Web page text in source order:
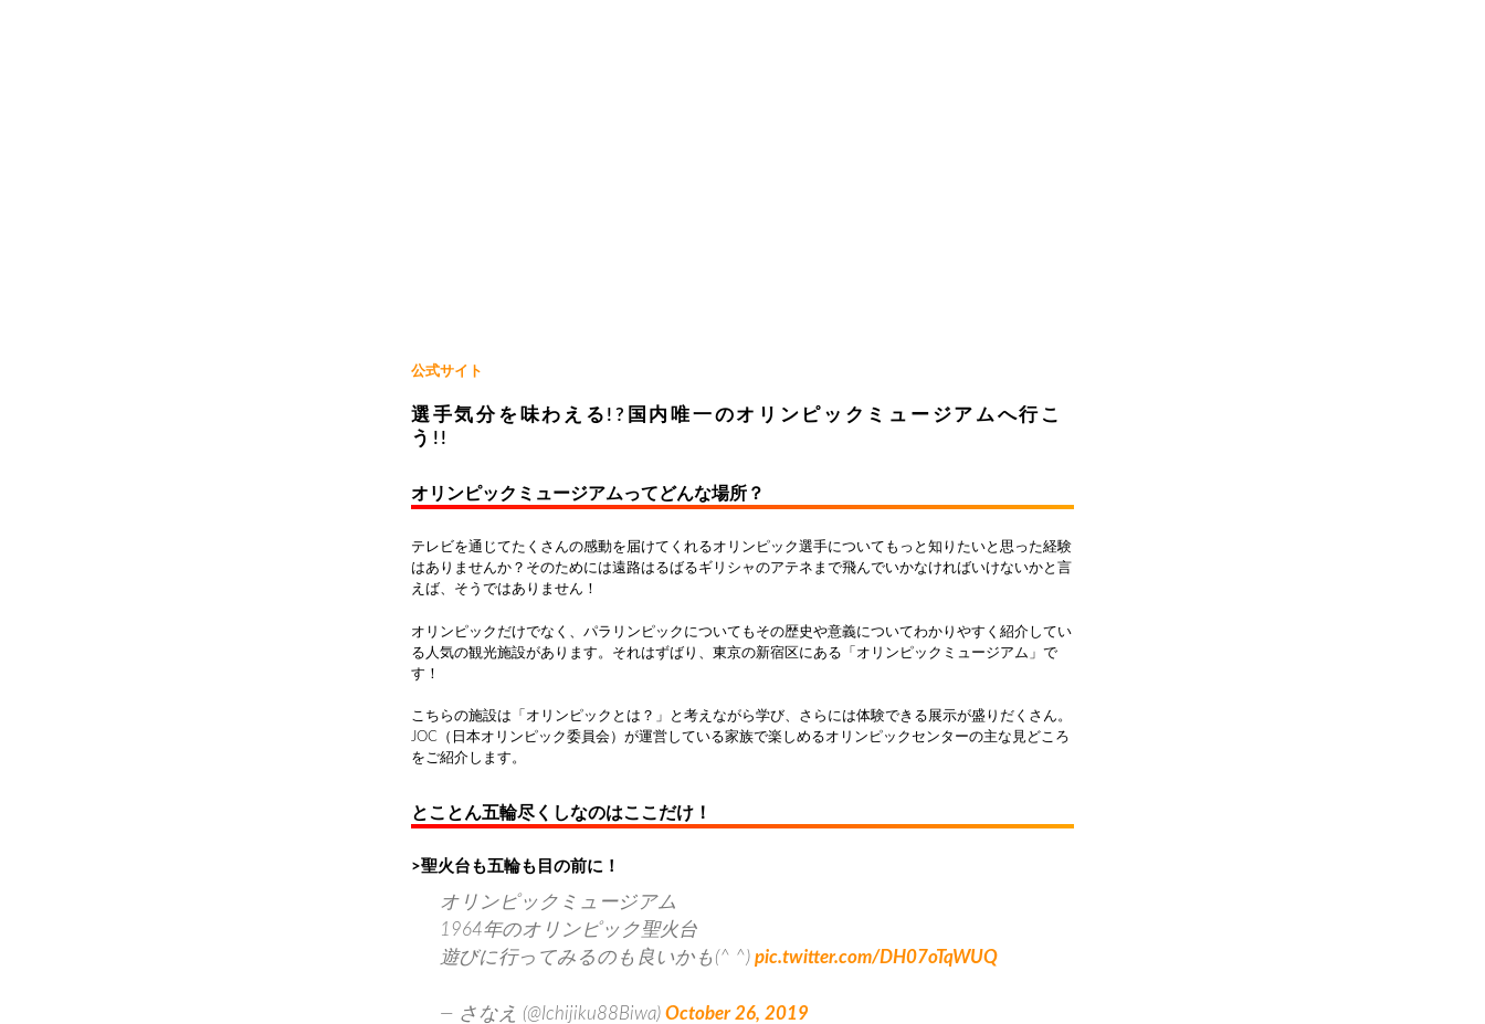
公式サイト
選手気分を味わえる!?国内唯一のオリンピックミュージアムへ行こ
う!!
オリンピックミュージアムってどんな場所？
テレビを通じてたくさんの感動を届けてくれるオリンピック選手についてもっと知りたいと思った経験
はありませんか？そのためには遠路はるばるギリシャのアテネまで飛んでいかなければいけないかと言
えば、そうではありません！
オリンピックだけでなく、パラリンピックについてもその歴史や意義についてわかりやすく紹介してい
る人気の観光施設があります。それはずばり、東京の新宿区にある「オリンピックミュージアム」で
す！
こちらの施設は「オリンピックとは？」と考えながら学び、さらには体験できる展示が盛りだくさん。
JOC（日本オリンピック委員会）が運営している家族で楽しめるオリンピックセンターの主な見どころ
をご紹介します。
とことん五輪尽くしなのはここだけ！
>聖火台も五輪も目の前に！
オリンピックミュージアム
1964年のオリンピック聖火台
遊びに行ってみるのも良いかも(^ ^) pic.twitter.com/DH07oTqWUQ
— さなえ (@Ichijiku88Biwa) October 26, 2019